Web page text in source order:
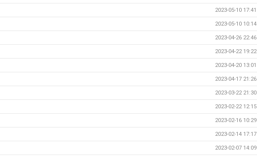
2023-05-10 17:41
2023-05-10 10:14
2023-04-26 22:46
2023-04-22 19:22
2023-04-20 13:01
2023-04-17 21:26
2023-03-22 21:30
2023-02-22 12:15
2023-02-16 10:29
2023-02-14 17:17
2023-02-07 14:09